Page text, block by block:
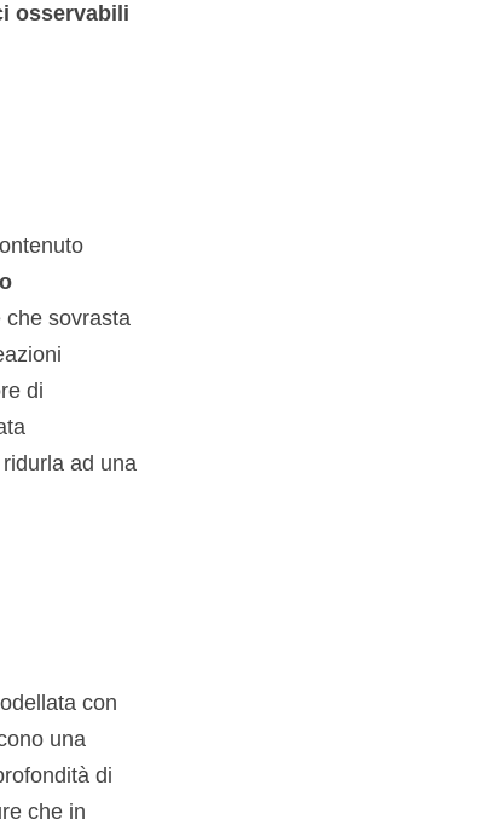
osservabili
che sovrasta
di
ad una
con
una
di
che in